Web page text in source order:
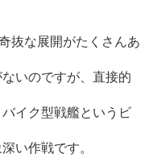
抜な展開がたくさんあ
いのですが、直接的
イク型戦艦というビ
い作戦です。